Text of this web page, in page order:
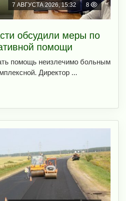
7 АВГУСТА 2026, 15:32 8
обсудили меры по
помощи
помощь неизлечимо больным
Директор ...